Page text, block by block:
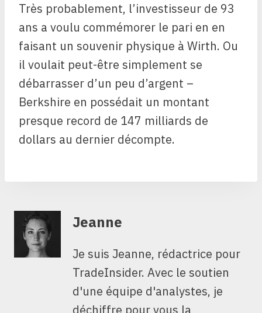
Très probablement, l’investisseur de 93
ans a voulu commémorer le pari en en
faisant un souvenir physique à Wirth. Ou
il voulait peut-être simplement se
débarrasser d’un peu d’argent – ​​
Berkshire en possédait un montant
presque record de 147 milliards de
dollars au dernier décompte.
Jeanne
Je suis Jeanne, rédactrice pour
TradeInsider. Avec le soutien
d'une équipe d'analystes, je